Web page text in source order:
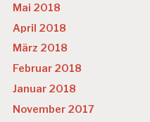
Mai 2018
April 2018
März 2018
Februar 2018
Januar 2018
November 2017